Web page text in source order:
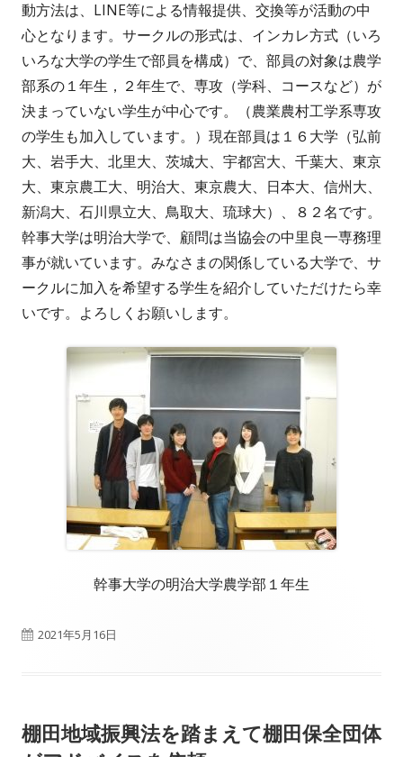
動方法は、LINE等による情報提供、交換等が活動の中
心となります。サークルの形式は、インカレ方式（いろ
いろな大学の学生で部員を構成）で、部員の対象は農学
部系の１年生，２年生で、専攻（学科、コースなど）が
決まっていない学生が中心です。（農業農村工学系専攻
の学生も加入しています。）現在部員は１６大学（弘前
大、岩手大、北里大、茨城大、宇都宮大、千葉大、東京
大、東京農工大、明治大、東京農大、日本大、信州大、
新潟大、石川県立大、鳥取大、琉球大）、８２名です。
幹事大学は明治大学で、顧問は当協会の中里良一専務理
事が就いています。みなさまの関係している大学で、サ
ークルに加入を希望する学生を紹介していただけたら幸
いです。よろしくお願いします。
幹事大学の明治大学農学部１年生
公
2021年5月16日
棚田地域振興法を踏まえて棚田保全団体